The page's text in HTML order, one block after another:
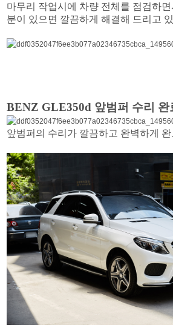
마무리 작업시에 차량 전체를 점검하
분이 있으면 깔끔하게 해결해 드리고
BENZ GLE350d 앞범퍼 수리 완
앞범퍼의 수리가 깔끔하고 완벽하게